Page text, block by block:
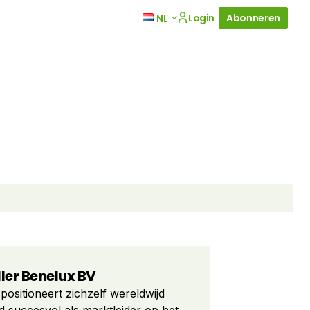
NL Login Abonneren
Benelux BV
zichzelf wereldwijd